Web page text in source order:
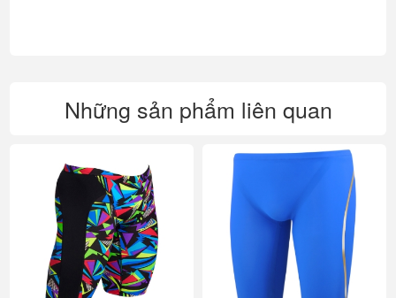
Những sản phẩm liên quan